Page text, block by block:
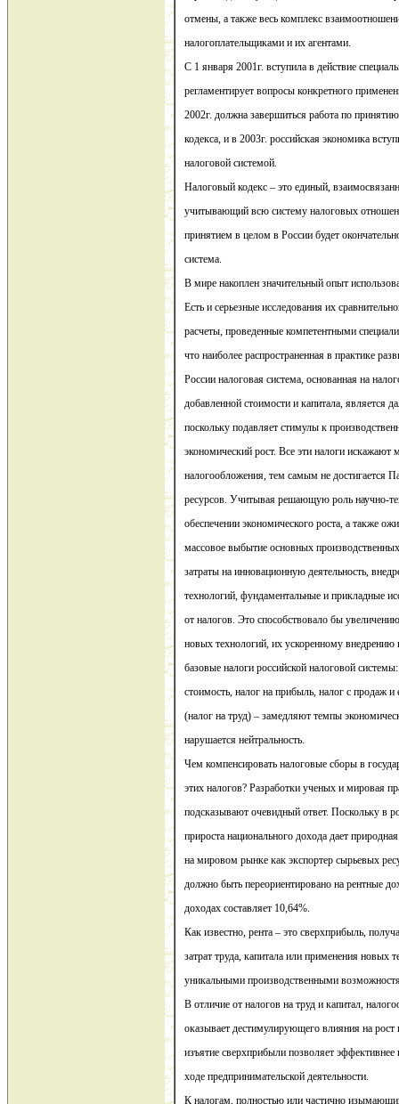
отмены, а также весь комплекс
налогоплательщиками и их агентами.
С 1 января 2001г. вступила в действие
регламентирует вопросы конкретного
2002г. должна завершиться работа по
кодекса, и в 2003г. российская экономика
налоговой системой.
Налоговый кодекс – это единый,
учитывающий всю систему налоговых
принятием в целом в России будет
система.
В мире накоплен значительный опыт
Есть и серьезные исследования их
расчеты, проведенные компетентными
что наиболее распространенная в практике
России налоговая система, основанная на
добавленной стоимости и капитала, является
поскольку подавляет стимулы к
экономический рост. Все эти налоги искажают
налогообложения, тем самым не достигается
ресурсов. Учитывая решающую роль научно-
обеспечении экономического роста, а также
массовое выбытие основных
затраты на инновационную деятельность,
технологий, фундаментальные и прикладные
от налогов. Это способствовало бы
новых технологий, их ускоренному
базовые налоги российской налоговой
стоимость, налог на прибыль, налог с продаж
(налог на труд) – замедляют темпы
нарушается нейтральность.
Чем компенсировать налоговые сборы в
этих налогов? Разработки ученых и мировая
подсказывают очевидный ответ. Поскольку в
прироста национального дохода дает
на мировом рынке как экспортер сырьевых
должно быть переориентировано на рентные
доходах составляет 10,64%.
Как известно, рента – это сверхприбыль,
затрат труда, капитала или применения новых
уникальными производственными
В отличие от налогов на труд и капитал,
оказывает дестимулирующего влияния на рост
изъятие сверхприбыли позволяет
ходе предпринимательской деятельности.
К налогам, полностью или частично